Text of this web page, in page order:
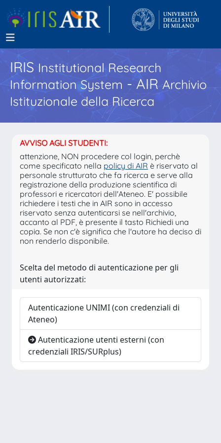
IRISInstitutional Research
Information System - AIR Archivio
Istituzionale della Ricerca
AVVISO AGLI STUDENTI:
attenzione, NON procedere col login, perchè
come specificato nella policy di AIR è riservato al
personale strutturato che fa ricerca e serve alla
registrazione della produzione scientifica di
professori e ricercatori dell'Ateneo. E' possibile
richiedere i testi che in AIR sono in accesso
riservato senza autenticarsi se nell'archivio,
accanto al PDF, è presente il tasto Richiedi una
copia. Se non c'è significa che l'autore ha deciso di
non renderlo disponibile.
Scelta del metodo di autenticazione per gli
utenti autorizzati:
Autenticazione UNIMI (con credenziali di
Ateneo)
Autenticazione utenti esterni (con
credenziali IRIS/SURplus)